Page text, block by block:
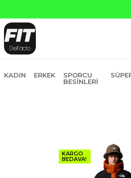
Yapı Kredi ve
KADIN ERKEK
SPORCU
BESINLERI
KARGO
BEDAVA!